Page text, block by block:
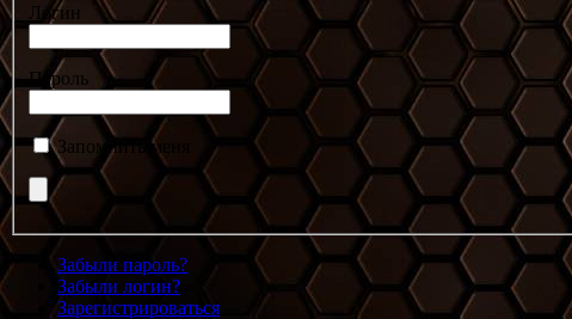
Логин
Пароль
Запомнить меня
Забыли пароль?
Забыли логин?
Зарегистрироваться